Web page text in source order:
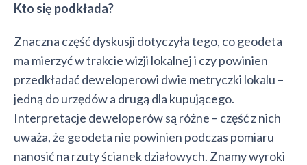
Kto się podkłada?
Znaczna część dyskusji dotyczyła tego, co geodeta
ma mierzyć w trakcie wizji lokalnej i czy powinien
przedkładać deweloperowi dwie metryczki lokalu –
jedną do urzędów a drugą dla kupującego.
Interpretacje deweloperów są różne – część z nich
uważa, że geodeta nie powinien podczas pomiaru
nanosić na rzuty ścianek działowych. Znamy wyroki